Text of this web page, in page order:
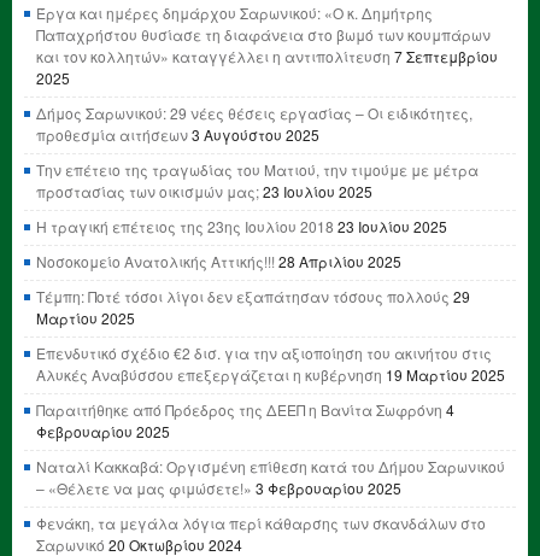
Έργα και ημέρες δημάρχου Σαρωνικού: «Ο κ. Δημήτρης
Παπαχρήστου θυσίασε τη διαφάνεια στο βωμό των κουμπάρων
και τον κολλητών» καταγγέλλει η αντιπολίτευση 7 Σεπτεμβρίου
2025
Δήμος Σαρωνικού: 29 νέες θέσεις εργασίας – Οι ειδικότητες,
προθεσμία αιτήσεων3 Αυγούστου 2025
Την επέτειο της τραγωδίας του Ματιού, την τιμούμε με μέτρα
προστασίας των οικισμών μας;23 Ιουλίου 2025
Η τραγική επέτειος της 23ης Ιουλίου 2018 23 Ιουλίου 2025
Νοσοκομείο Ανατολικής Αττικής!!! 28 Απριλίου 2025
Τέμπη: Ποτέ τόσοι λίγοι δεν εξαπάτησαν τόσους πολλούς 29
Μαρτίου 2025
Επενδυτικό σχέδιο €2 δισ. για την αξιοποίηση του ακινήτου στις
Αλυκές Αναβύσσου επεξεργάζεται η κυβέρνηση 19 Μαρτίου 2025
Παραιτήθηκε από Πρόεδρος της ΔΕΕΠ η Βανίτα Σωφρόνη 4
Φεβρουαρίου 2025
Ναταλί Κακκαβά: Οργισμένη επίθεση κατά του Δήμου Σαρωνικού
– «Θέλετε να μας φιμώσετε!» 3 Φεβρουαρίου 2025
Φενάκη, τα μεγάλα λόγια περί κάθαρσης των σκανδάλων στο
Σαρωνικό 20 Οκτωβρίου 2024